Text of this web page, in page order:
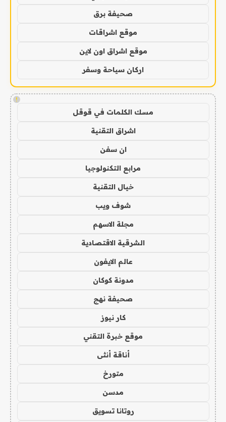
صحيفة برق
موقع اشراقات
موقع اشراق اون لاين
اركان سياحة وسفر
!
مسك الكلمات في قوقل
اشراق التقنية
ان سفن
مرابع التكنولوجيا
خيال التقنية
شوف ويب
مجلة الاسهم
الشرقية الاقتصادية
عالم الايفون
مدونة كوكان
صحيفة نهج
كار نيوز
موقع خبرة التقني
أناقة أنثى
متورخ
مدسن
روتانا تسويق